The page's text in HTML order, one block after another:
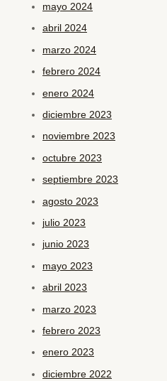
mayo 2024
abril 2024
marzo 2024
febrero 2024
enero 2024
diciembre 2023
noviembre 2023
octubre 2023
septiembre 2023
agosto 2023
julio 2023
junio 2023
mayo 2023
abril 2023
marzo 2023
febrero 2023
enero 2023
diciembre 2022